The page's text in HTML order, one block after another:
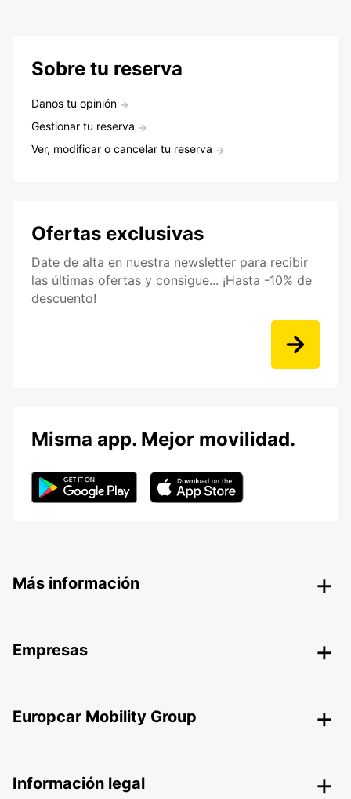
Sobre tu reserva
Danos tu opinión
Gestionar tu reserva
Ver, modificar o cancelar tu reserva
Ofertas exclusivas
Date de alta en nuestra newsletter para recibir
las últimas ofertas y consigue... ¡Hasta -10% de
descuento!
Misma app. Mejor movilidad.
Más información
Empresas
Europcar Mobility Group
Información legal